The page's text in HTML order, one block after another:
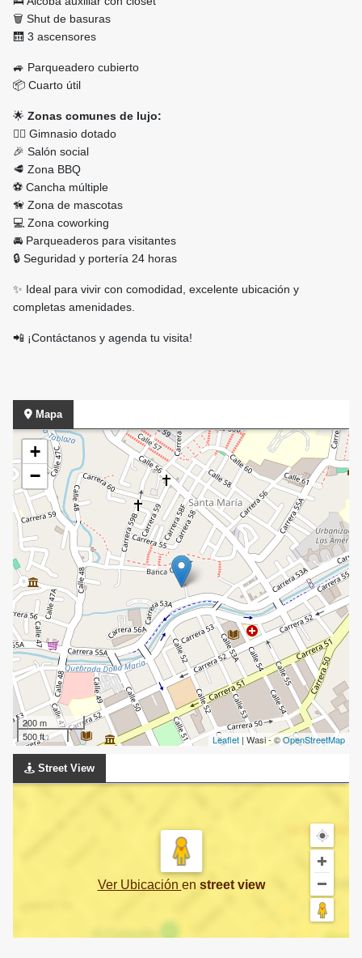
🗑️ Shut de basuras
🛗 3 ascensores
🚙 Parqueadero cubierto
📦 Cuarto útil
🌟 Zonas comunes de lujo:
🏋🏼 Gimnasio dotado
🎉 Salón social
🥩 Zona BBQ
⚽ Cancha múltiple
🦮 Zona de mascotas
💻 Zona coworking
🚘 Parqueaderos para visitantes
🔒 Seguridad y portería 24 horas
✨ Ideal para vivir con comodidad, excelente ubicación y
completas amenidades.
📲 ¡Contáctanos y agenda tu visita!
Mapa
+
−
200 m
500 ft
Leaflet | Wasi - ©OpenStreetMap
Street View
Ver Ubicación en street view